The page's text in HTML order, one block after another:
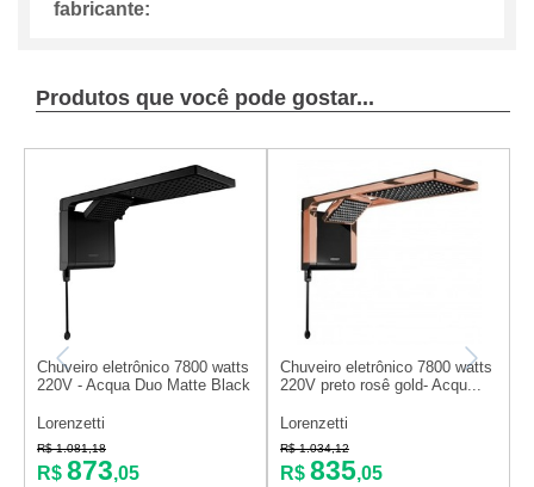
fabricante:
Produtos que você pode gostar...
Chuveiro eletrônico 7800 watts
220V - Acqua Duo Matte Black
Lorenzetti
R$ 1.081,18
R$ 873,05
Chuveiro eletrônico 7800 watts
220V preto rosê gold- Acqu...
Lorenzetti
R$ 1.034,12
R$ 835,05